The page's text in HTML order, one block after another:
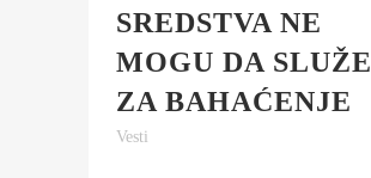
SREDSTVA NE
MOGU DA SLUŽE
ZA BAHAĆENJE
Vesti